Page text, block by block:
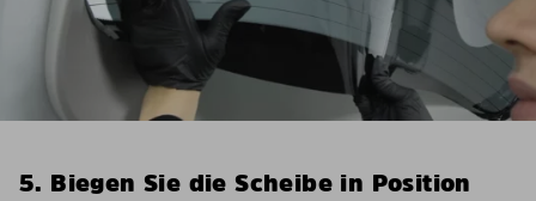
5. Biegen Sie die Scheibe in Position